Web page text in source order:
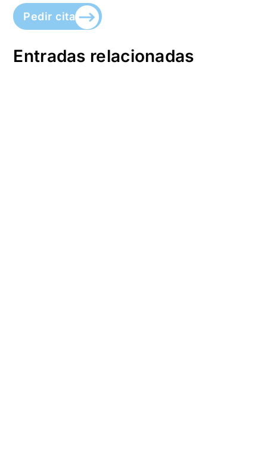
Pedir cita
Entradas relacionadas